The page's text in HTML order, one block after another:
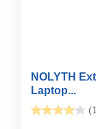
NOLYTH
Laptop...